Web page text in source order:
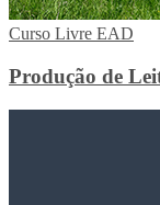
Curso Livre EAD
Produção de